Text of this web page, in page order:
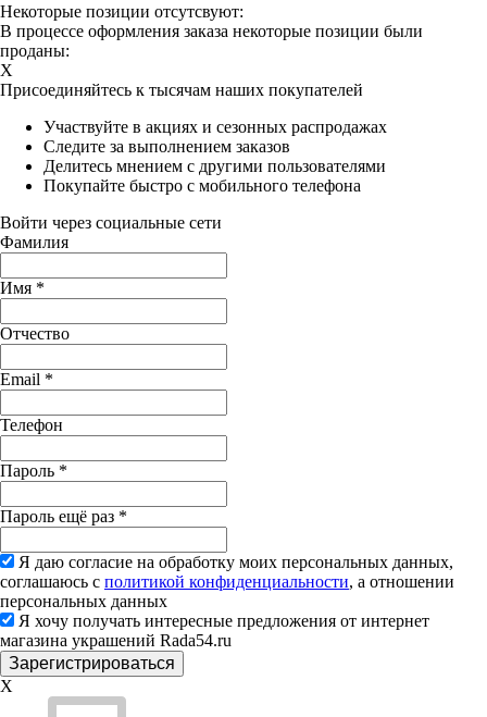
Некоторые позиции отсутсвуют:
В процессе оформления заказа некоторые позиции были
проданы:
X
Присоединяйтесь к тысячам наших покупателей
Участвуйте в акциях и сезонных распродажах
Следите за выполнением заказов
Делитесь мнением с другими пользователями
Покупайте быстро с мобильного телефона
Войти через социальные сети
Фамилия
Имя *
Отчество
Email *
Телефон
Пароль *
Пароль ещё раз *
Я даю согласие на обработку моих персональных данных,
соглашаюсь с политикой конфиденциальности, а отношении
персональных данных
Я хочу получать интересные предложения от интернет
магазина украшений Rada54.ru
X